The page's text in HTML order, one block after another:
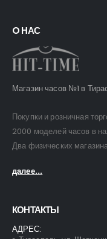
O НАС
Магазин часов №1 в
Покупки и розничная
2000 моделей часов в
Два физических
далее...
КОНТАКТЫ
АДРЕС: